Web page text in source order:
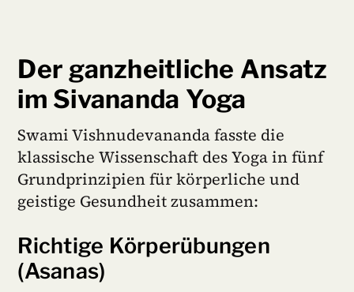
Der ganzheitliche Ansatz
im Sivananda Yoga
Swami Vishnudevananda fasste die
klassische Wissenschaft des Yoga in fünf
Grundprinzipien für körperliche und
geistige Gesundheit zusammen:
Richtige Körperübungen
(Asanas)